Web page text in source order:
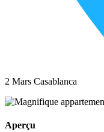
2 Mars Casablanca
Aperçu